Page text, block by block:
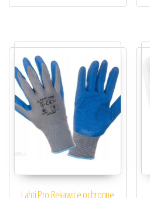
Lahti Pro Rękawice ochronne